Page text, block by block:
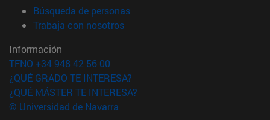
Búsqueda de personas(abre en nueva ventana)
Trabaja con nosotros(abre en nueva ventana)
Información
TFNO +34 948 42 56 00
¿QUÉ GRADO TE INTERESA?
¿QUÉ MÁSTER TE INTERESA?
© Universidad de Navarra